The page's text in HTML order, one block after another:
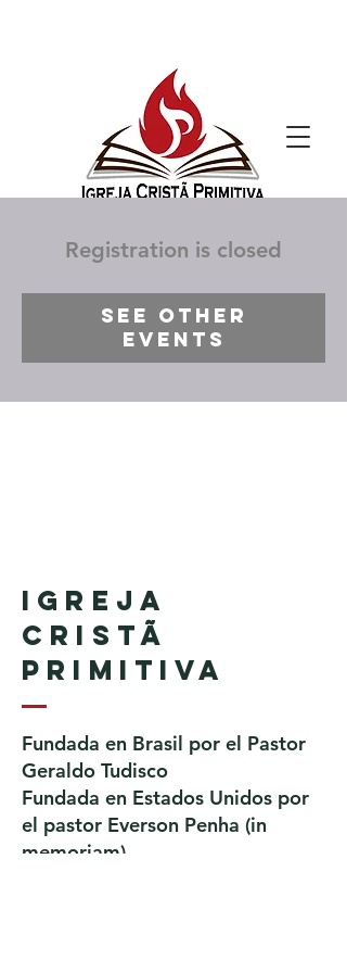
Registration is closed
See other
events
Igreja
Cristã
Primitiva
Fundada en Brasil por el Pastor
Geraldo Tudisco
Fundada en Estados Unidos por
el pastor Everson Penha ​(in
memoriam)